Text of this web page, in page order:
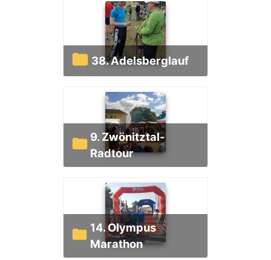
38. Adelsberglauf
9. Zwönitztal-
Radtour
14. Olympus
Marathon